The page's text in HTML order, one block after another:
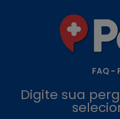
FAQ -
Digite sua